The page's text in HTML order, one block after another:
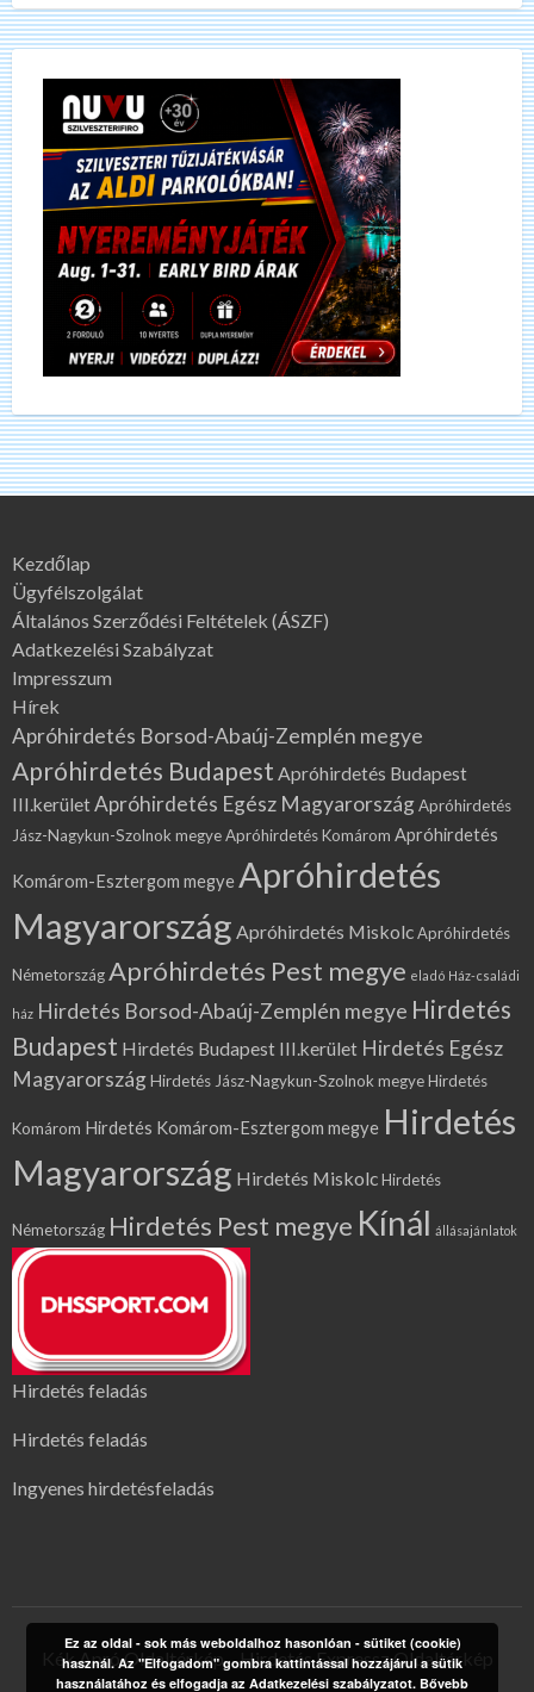
Kezdőlap
Ügyfélszolgálat
Általános Szerződési Feltételek (ÁSZF)
Adatkezelési Szabályzat
Impresszum
Hírek
Apróhirdetés Borsod-Abaúj-Zemplén megye
Apróhirdetés Budapest Apróhirdetés Budapest
III.kerületApróhirdetés Egész MagyarországApróhirdetés
Jász-Nagykun-Szolnok megyeApróhirdetés Komárom Apróhirdetés
Komárom-Esztergom megye Apróhirdetés
Magyarország Apróhirdetés MiskolcApróhirdetés
NémetországApróhirdetés Pest megye eladó Ház-családi
ház Hirdetés Borsod-Abaúj-Zemplén megye Hirdetés
Budapest Hirdetés Budapest III.kerület Hirdetés Egész
MagyarországHirdetés Jász-Nagykun-Szolnok megyeHirdetés
Komárom Hirdetés Komárom-Esztergom megye Hirdetés
Magyarország Hirdetés MiskolcHirdetés
Németország Hirdetés Pest megye Kínál állásajánlatok
Hirdetés feladás
Hirdetés feladás
Ingyenes hirdetésfeladás
Kék Apró Oldaltérkép Hirdetés Expressz Oldaltérkép
Ez az oldal - sok más weboldalhoz hasonlóan - sütiket (cookie)
használ. Az "Elfogadom" gombra kattintással hozzájárul a sütik
használatához és elfogadja az Adatkezelési szabályzatot.Bővebb